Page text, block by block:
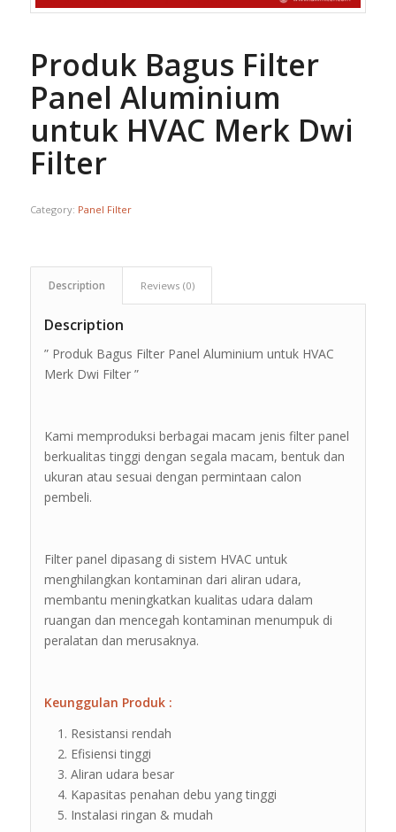
Produk Bagus Filter
Panel Aluminium
untuk HVAC Merk Dwi
Filter
Category: Panel Filter
Description Reviews (0)
Description
” Produk Bagus Filter Panel Aluminium untuk HVAC
Merk Dwi Filter ”
Kami memproduksi berbagai macam jenis filter panel
berkualitas tinggi dengan segala macam, bentuk dan
ukuran atau sesuai dengan permintaan calon
pembeli.
Filter panel dipasang di sistem HVAC untuk
menghilangkan kontaminan dari aliran udara,
membantu meningkatkan kualitas udara dalam
ruangan dan mencegah kontaminan menumpuk di
peralatan dan merusaknya.
Keunggulan Produk :
Resistansi rendah
Efisiensi tinggi
Aliran udara besar
Kapasitas penahan debu yang tinggi
Instalasi ringan & mudah